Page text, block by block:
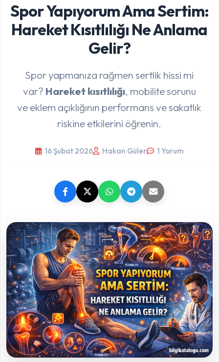
Spor Yapıyorum Ama Sertim:
Hareket Kısıtlılığı Ne Anlama
Gelir?
Spor yapmanıza rağmen sertlik hissi mi
var? Hareket kısıtlılığı, mobilite sorunu
ve eklem açıklığının performans ve sakatlık
riskine etkilerini öğrenin.
16 Şubat 2026 Hakan Güler 1 Yorum